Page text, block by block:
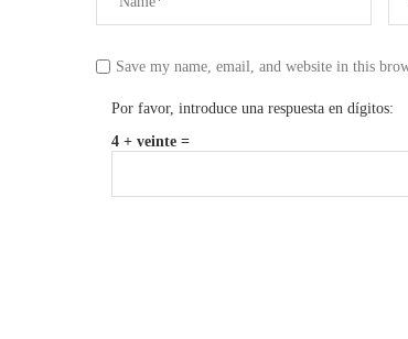
Save my name, email, and website in this
Por favor, introduce una respuesta en dígitos:
4 + veinte =